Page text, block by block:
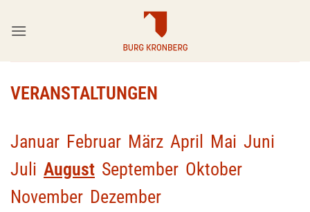
Inhalt
VERANSTALTUNGEN
Januar Februar März April Mai Juni
Juli August September Oktober
November Dezember